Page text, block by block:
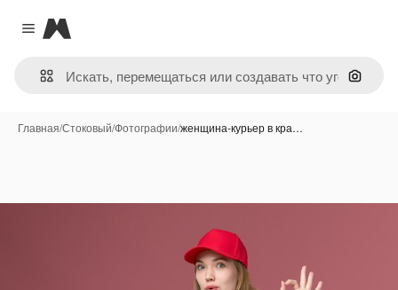
Close menu
Magnific
Поиск
Главная/Стоковый/Фотографии/женщина-курьер в кра…